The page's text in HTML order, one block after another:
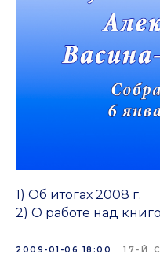
1) Об итогах 2008 г.
2) О работе над
2009-01-06 18:00 17-Й